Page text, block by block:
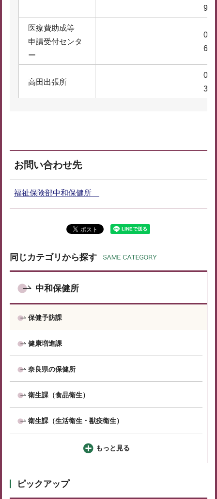
9
医療費助成等
申請受付センタ
ー
6
高田出張所
3
お問い合わせ先
福祉保険部中和保健所
同じカテゴリから探す
中和保健所
保健予防課
健康増進課
奈良県の保健所
衛生課（食品衛生）
衛生課（生活衛生・獣疫衛生）
もっと見る
ピックアップ